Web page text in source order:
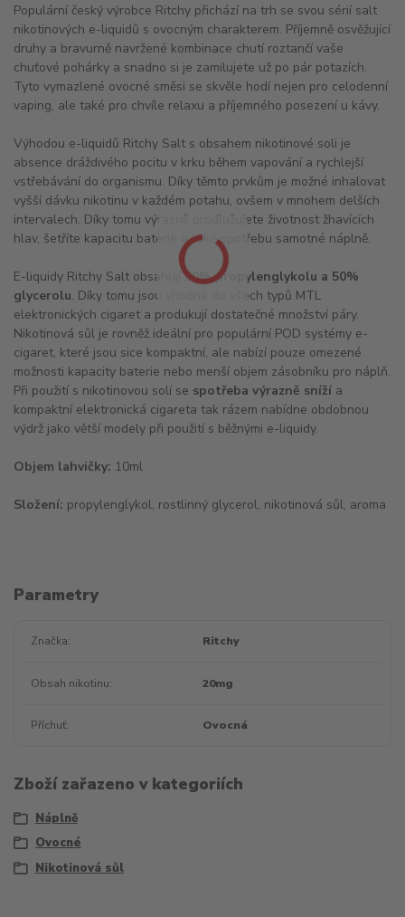
Populární český výrobce Ritchy přichází na trh se svou sérií salt
nikotinových e-liquidů s ovocným charakterem. Příjemně osvěžující
druhy a bravurně navržené kombinace chutí roztančí vaše
chuťové pohárky a snadno si je zamilujete už po pár potazích.
Tyto vymazlené ovocné směsi se skvěle hodí nejen pro celodenní
vaping, ale také pro chvíle relaxu a příjemného posezení u kávy.
Výhodou e-liquidů Ritchy Salt s obsahem nikotinové soli je
absence dráždivého pocitu v krku během vapování a rychlejší
vstřebávání do organismu. Díky těmto prvkům je možné inhalovat
vyšší dávku nikotinu v každém potahu, ovšem v mnohem delších
intervalech. Díky tomu výrazně prodlužujete životnost žhavících
hlav, šetříte kapacitu baterie a také spotřebu samotné náplně.
E-liquidy Ritchy Salt obsahují50% propylenglykolu a 50%
glycerolu. Díky tomu jsou vhodné do všech typů MTL
elektronických cigaret a produkují dostatečné množství páry.
Nikotinová sůl je rovněž ideální pro populární POD systémy e-
cigaret, které jsou sice kompaktní, ale nabízí pouze omezené
možnosti kapacity baterie nebo menší objem zásobníku pro náplň.
Při použití s nikotinovou solí se spotřeba výrazně sníží a
kompaktní elektronická cigareta tak rázem nabídne obdobnou
výdrž jako větší modely při použití s běžnými e-liquidy.
Objem lahvičky: 10ml
Složení: propylenglykol, rostlinný glycerol, nikotinová sůl, aroma
Parametry
Značka Ritchy
Obsah nikotinu 20mg
Příchuť Ovocná
Zboží zařazeno v kategoriích
Náplně
Ovocné
Nikotinová sůl